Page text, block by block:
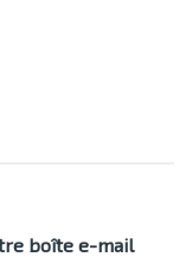
boîte e-mail